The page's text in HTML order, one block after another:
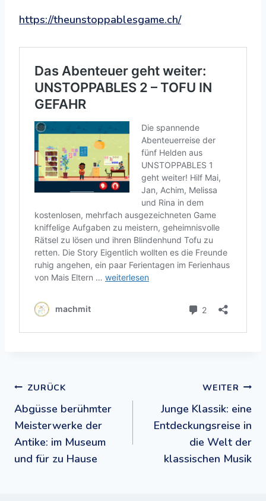
https://theunstoppablesgame.ch/
Beitragsnavigation
ZURÜCK
Abgüsse berühmter
Meisterwerke der
Antike: im Museum
und für zu Hause
WEITER
Junge Klassik: eine
Entdeckungsreise in
die Welt der
klassischen Musik